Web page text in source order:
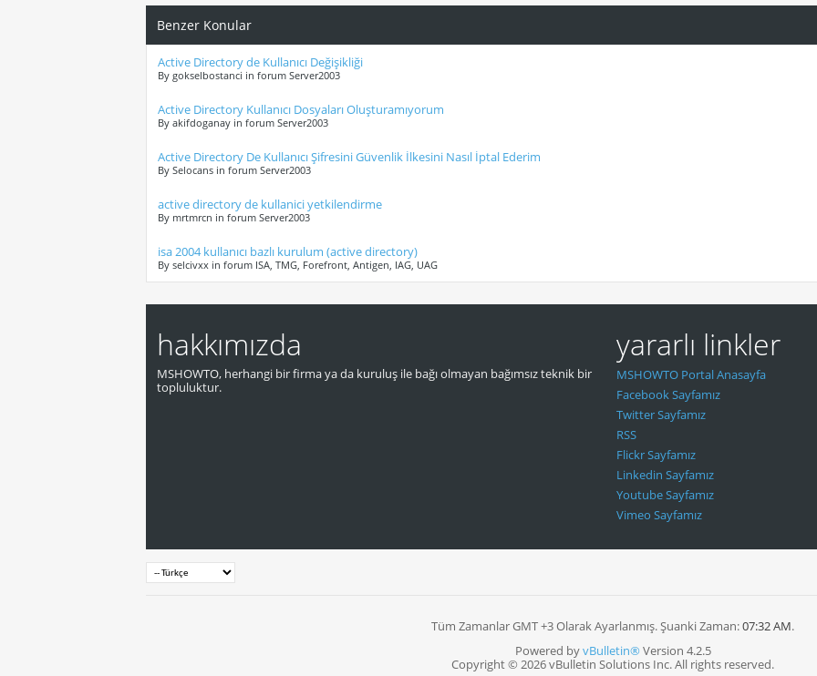
Benzer Konular
Active Directory de Kullanıcı Değişikliği
By gokselbostanci in forum Server2003
Active Directory Kullanıcı Dosyaları Oluşturamıyorum
By akifdoganay in forum Server2003
Active Directory De Kullanıcı Şifresini Güvenlik İlkesini Nasıl İptal Ederim
By Selocans in forum Server2003
active directory de kullanici yetkilendirme
By mrtmrcn in forum Server2003
isa 2004 kullanıcı bazlı kurulum (active directory)
By selcivxx in forum ISA, TMG, Forefront, Antigen, IAG, UAG
hakkımızda
MSHOWTO, herhangi bir firma ya da kuruluş ile bağı olmayan bağımsız teknik bir
topluluktur.
yararlı linkler
MSHOWTO Portal Anasayfa
Facebook Sayfamız
Twitter Sayfamız
RSS
Flickr Sayfamız
Linkedin Sayfamız
Youtube Sayfamız
Vimeo Sayfamız
Tüm Zamanlar GMT +3 Olarak Ayarlanmış. Şuanki Zaman:07:32 AM.
Powered byvBulletin®Version 4.2.5
Copyright © 2026 vBulletin Solutions Inc. All rights reserved.